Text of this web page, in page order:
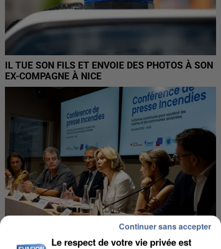
IL TUE SON FILS ET ENVOIE DES PHOTOS À SON
EX-COMPAGNE À NICE
Le respect de votre vie privée est
Continuer sans accepter